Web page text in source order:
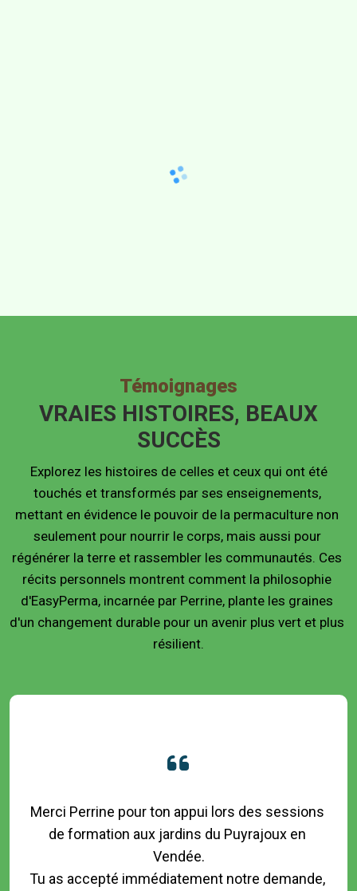
Témoignages
VRAIES HISTOIRES, BEAUX
SUCCÈS
touchés et transformés par ses enseignements,
mettant en évidence le pouvoir de la permaculture non
seulement pour nourrir le corps, mais aussi pour
régénérer la terre et rassembler les communautés. Ces
récits personnels montrent comment la philosophie
d'EasyPerma, incarnée par Perrine, plante les graines
d'un changement durable pour un avenir plus vert et plus
résilient.
Merci Perrine pour ton appui lors des sessions
de formation aux jardins du Puyrajoux en
Vendée.
Tu as accepté immédiatement notre demande,